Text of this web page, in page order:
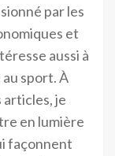
par les
et
aussi à
sport. À
je
en lumière
façonnent